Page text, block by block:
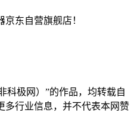
东自营旗舰店！
科极网）”的作品，均转载自
多行业信息，并不代表本网赞